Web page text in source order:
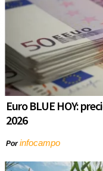
Euro BLUE HOY:
2026
Porinfocampo